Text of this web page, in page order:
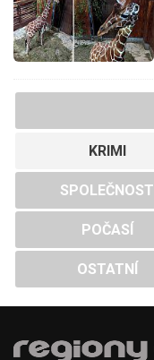
KRIMI
SPOLEČNOST
POČASÍ
OSTATNÍ